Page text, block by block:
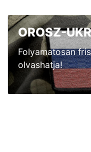
OROSZ-
Folyamatosan
olvashatja!